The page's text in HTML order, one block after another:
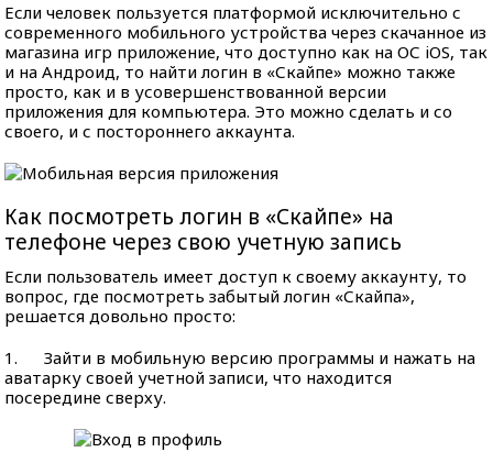
Если человек пользуется платформой исключительно с
современного мобильного устройства через скачанное из
магазина игр приложение, что доступно как на ОС iOS, так
и на Андроид, то найти логин в «Скайпе» можно также
просто, как и в усовершенствованной версии
приложения для компьютера. Это можно сделать и со
своего, и с постороннего аккаунта.
Как посмотреть логин в «Скайпе» на
телефоне через свою учетную запись
Если пользователь имеет доступ к своему аккаунту, то
вопрос, где посмотреть забытый логин «Скайпа»,
решается довольно просто:
1. Зайти в мобильную версию программы и нажать на
аватарку своей учетной записи, что находится
посередине сверху.